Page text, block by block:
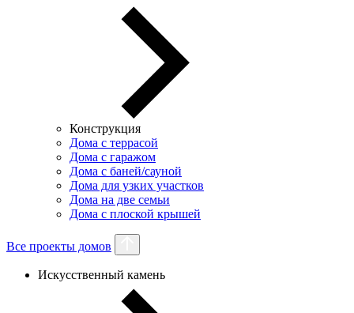
Конструкция
Дома с террасой
Дома с гаражом
Дома с баней/сауной
Дома для узких участков
Дома на две семьи
Дома с плоской крышей
Все проекты домов
Искусственный камень